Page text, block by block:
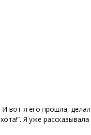
вот я его прошла,
Я уже